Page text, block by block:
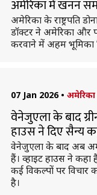
अमेरिका में खनन
अमेरिका के राष्ट्रपति
डॉक्टर ने अमेरिका और
करवाने में अहम भूमिका
07 Jan 2026 • अमेरिका
वेनेजुएला के बाद
हाउस ने दिए सैन्य
वेनेजुएला के बाद अब
हैं। व्हाइट हाउस ने
कई विकल्पों पर विचार
है।